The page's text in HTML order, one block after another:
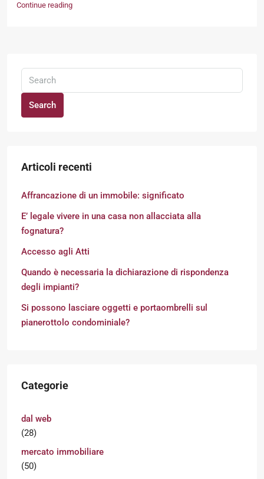
Continue reading
Search
Articoli recenti
Affrancazione di un immobile: significato
E’ legale vivere in una casa non allacciata alla
fognatura?
Accesso agli Atti
Quando è necessaria la dichiarazione di rispondenza
degli impianti?
Si possono lasciare oggetti e portaombrelli sul
pianerottolo condominiale?
Categorie
dal web
(28)
mercato immobiliare
(50)